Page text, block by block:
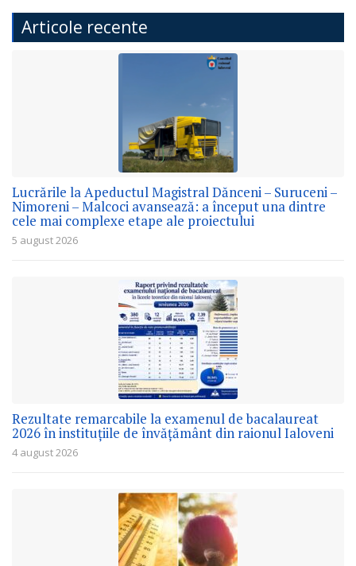
Articole recente
Lucrările la Apeductul Magistral Dănceni – Suruceni –
Nimoreni – Malcoci avansează: a început una dintre
cele mai complexe etape ale proiectului
5 august 2026
Rezultate remarcabile la examenul de bacalaureat
2026 în instituțiile de învățământ din raionul Ialoveni
4 august 2026